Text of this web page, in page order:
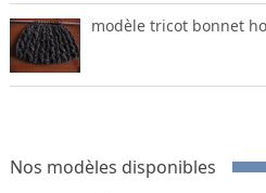
modèle tricot bonnet
Nos modèles disponibles